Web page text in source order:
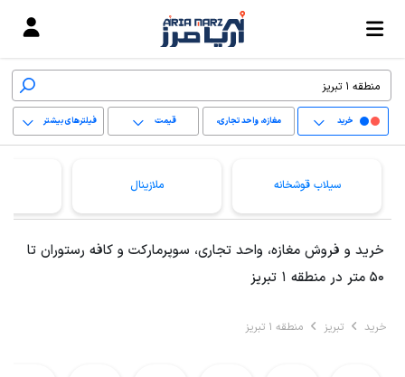
خرید مغازه، واحد تجاری،
سوپرمارکت و کافه
قیمت فیلترهای بیشتر
پاک کردن محدوده
سیلاب قوشخانه ملازینال
خرید و فروش مغازه، واحد تجاری، سوپرمارکت و کافه رستوران تا
50 متر در منطقه 1 تبریز
خرید تبریز منطقه 1 تبریز